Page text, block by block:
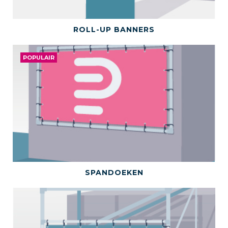
BEKIJK DIT PRODUCT
ROLL-UP BANNERS
POPULAIR
BEKIJK DIT PRODUCT
SPANDOEKEN